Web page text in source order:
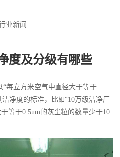
业新闻
度及分级有哪些
“每立方米空气中直径大于等于
净度的标准，比如“10万级洁净厂
等于0.5um的灰尘粒的数量少于10